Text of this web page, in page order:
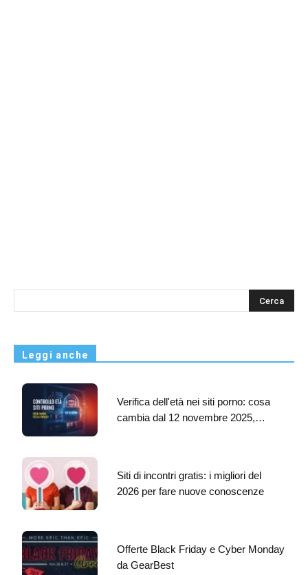
s
Leggi anche
Verifica dell'età nei siti porno: cosa
cambia dal 12 novembre 2025,…
Siti di incontri gratis: i migliori del
2026 per fare nuove conoscenze
Offerte Black Friday e Cyber Monday
da GearBest